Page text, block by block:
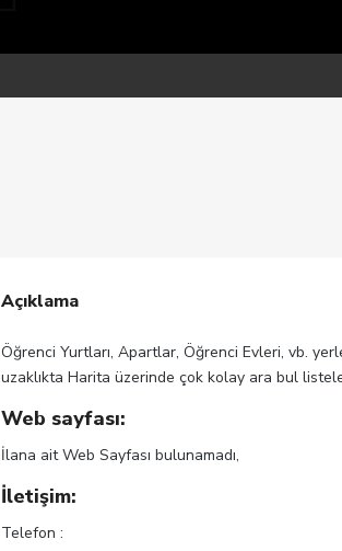
Açıklama
Öğrenci Yurtları, Apartlar, Öğrenci Evleri, vb.
uzaklıkta Harita üzerinde çok kolay ara bul
Web sayfası:
İlana ait Web Sayfası bulunamadı,
İletişim:
Telefon :